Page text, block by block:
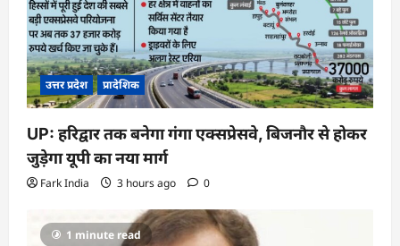
i
o
n
उत्तर प्रदेश प्रादेशिक
UP: हरिद्वार तक बनेगा गंगा एक्सप्रेसवे, बिजनौर से होकर
जुड़ेगा यूपी का नया मार्ग
Fark India 3 hours ago 0
1 minute read